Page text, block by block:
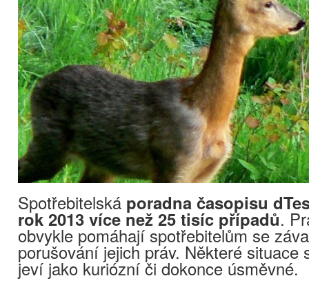
Spotřebitelská poradna časopisu
rok 2013 více než 25 tisíc případů.
obvykle pomáhají spotřebitelům se
porušování jejich práv. Některé situace
jeví jako kuriózní či dokonce úsměvné.